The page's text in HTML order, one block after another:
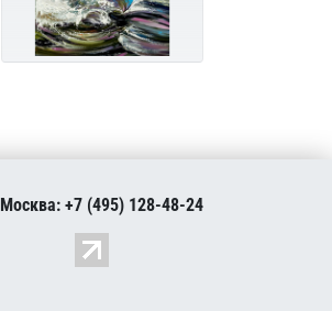
Москва: +7 (495) 128-48-24